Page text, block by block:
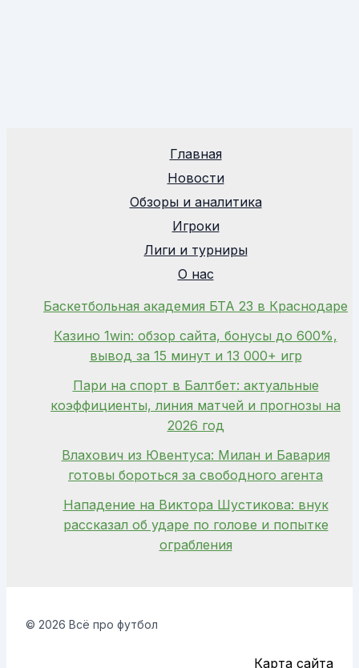
Главная
Новости
Обзоры и аналитика
Игроки
Лиги и турниры
О нас
Баскетбольная академия БТА 23 в Краснодаре
Казино 1win: обзор сайта, бонусы до 600%,
вывод за 15 минут и 13 000+ игр
Пари на спорт в Балтбет: актуальные
коэффициенты, линия матчей и прогнозы на
2026 год
Влахович из Ювентуса: Милан и Бавария
готовы бороться за свободного агента
Нападение на Виктора Шустикова: внук
рассказал об ударе по голове и попытке
ограбления
© 2026 Всё про футбол
Карта сайта